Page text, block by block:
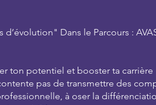
d’évolution" Dans le Parcours :
ton potentiel et booster ta carrière
pas de transmettre des
à oser la